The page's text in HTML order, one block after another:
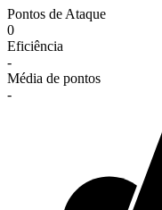
Pontos de Ataque
0
Eficiência
-
Média de pontos
-